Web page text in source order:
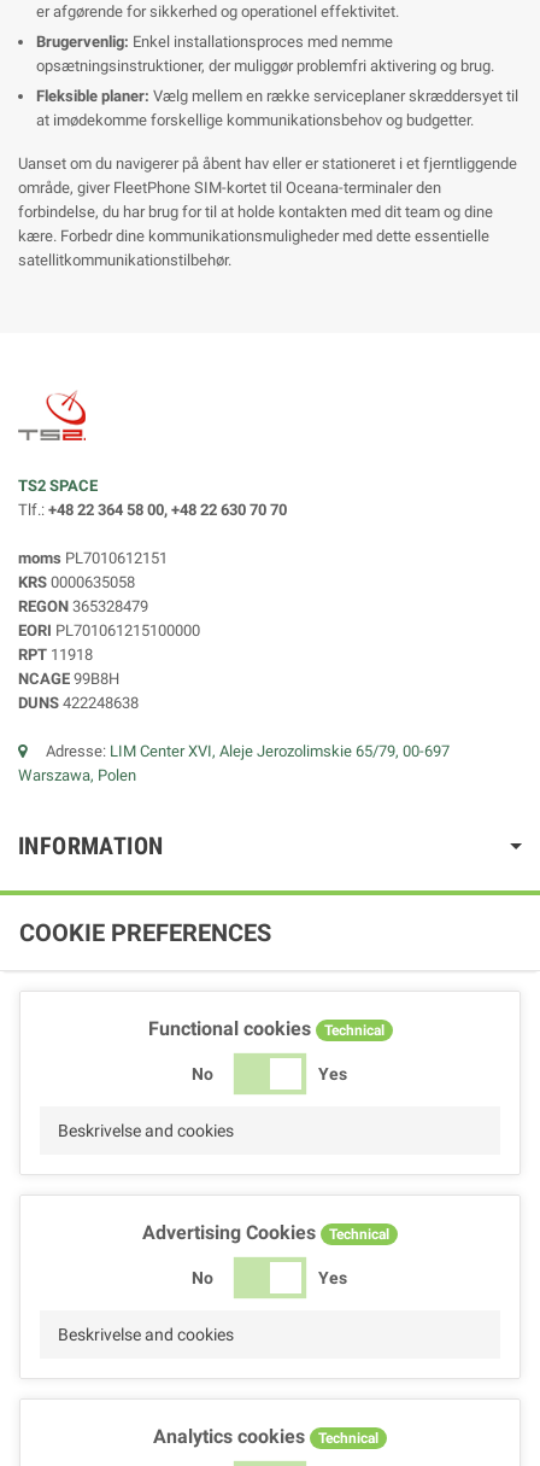
er afgørende for sikkerhed og operationel effektivitet.
Brugervenlig: Enkel installationsproces med nemme
opsætningsinstruktioner, der muliggør problemfri aktivering og brug.
Fleksible planer: Vælg mellem en række serviceplaner skræddersyet til
at imødekomme forskellige kommunikationsbehov og budgetter.
Uanset om du navigerer på åbent hav eller er stationeret i et fjerntliggende
område, giver FleetPhone SIM-kortet til Oceana-terminaler den
forbindelse, du har brug for til at holde kontakten med dit team og dine
kære. Forbedr dine kommunikationsmuligheder med dette essentielle
satellitkommunikationstilbehør.
TS2 SPACE
Tlf.: +48 22 364 58 00, +48 22 630 70 70
moms PL7010612151
KRS 0000635058
REGON 365328479
EORI PL701061215100000
RPT 11918
NCAGE 99B8H
DUNS 422248638
Adresse: LIM Center XVI, Aleje Jerozolimskie 65/79, 00-697
Warszawa, Polen
INFORMATION
COOKIE PREFERENCES
Functional cookies Technical
No Yes
Beskrivelse and cookies
Advertising Cookies Technical
No Yes
Beskrivelse and cookies
Analytics cookies Technical